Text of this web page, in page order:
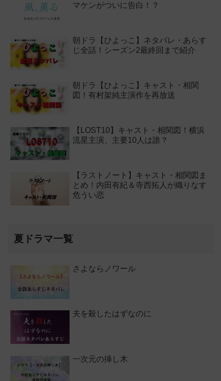
マケンがついに告白！？
朝ドラ【ひよっこ】ネタバレ・あらす
じ全話！シーズン2最終回まで紹介
朝ドラ【ひよっこ】キャスト・相関
図！有村架純主演作を再放送
【LOST10】キャスト・相関図！横浜
流星主演、主要10人は誰？
【ラストノート】キャスト・相関図ま
とめ！内田有紀＆寺西拓人が織りなす
危うい恋
夏ドラマ一覧
さよならノワール
夫を殺したはずなのに
一次元の挿し木